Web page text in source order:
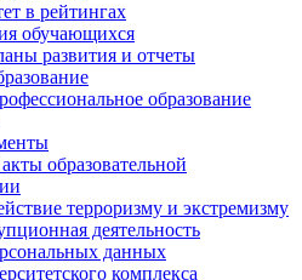
в рейтингах
обучающихся
развития и отчеты
образование
образовательной
терроризму и экстремизму
деятельность
данных
комплекса